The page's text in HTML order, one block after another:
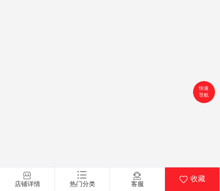
店铺详情 热门分类 客服
收藏
首页
购物车
快速
导航